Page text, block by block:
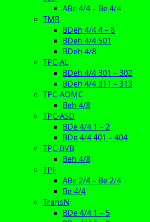
ABe 4/4 – Be 4/4
TMR
BDeh 4/4 4 – 8
BDeh 4/4 501
BDeh 4/8
TPC-AL
BDeh 4/4 301 – 302
BDeh 4/4 311 – 313
TPC-AOMC
Beh 4/8
TPC-ASD
BDe 4/4 1 – 2
BDe 4/4 401 – 404
TPC-BVB
Beh 4/8
TPF
ABe 2/4 – Be 2/4
Be 4/4
TransN
BDe 4/4 1 – 5